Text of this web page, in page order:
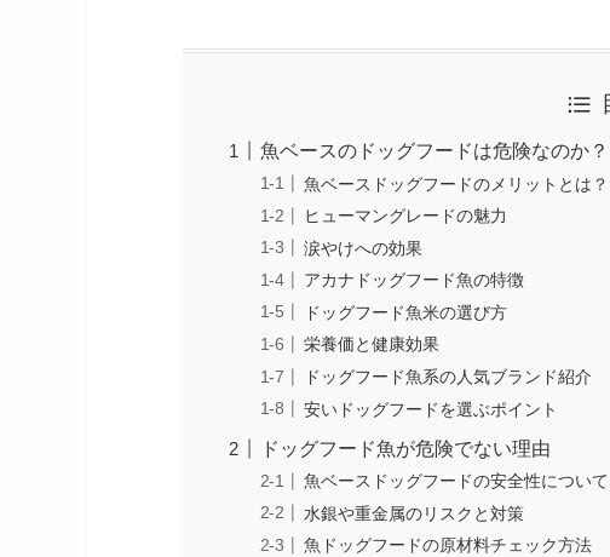
魚ベースのドッグフードは危険なのか？
魚ベースドッグフードのメリットとは？
ヒューマングレードの魅力
涙やけへの効果
アカナドッグフード魚の特徴
ドッグフード魚米の選び方
栄養価と健康効果
ドッグフード魚系の人気ブランド紹介
安いドッグフードを選ぶポイント
ドッグフード魚が危険でない理由
魚ベースドッグフードの安全性について
水銀や重金属のリスクと対策
魚ドッグフードの原材料チェック方法